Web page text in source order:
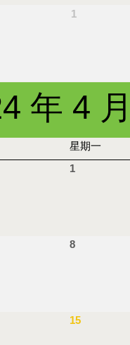
1
年 4 月
星期一
1
8
15